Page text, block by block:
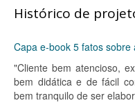
Histórico de
Capa e-book 5 fatos sobre
"Cliente bem atencioso,
bem didática e de fácil
bem tranquilo de ser